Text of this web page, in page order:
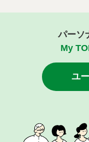
パーソ
My
ユ